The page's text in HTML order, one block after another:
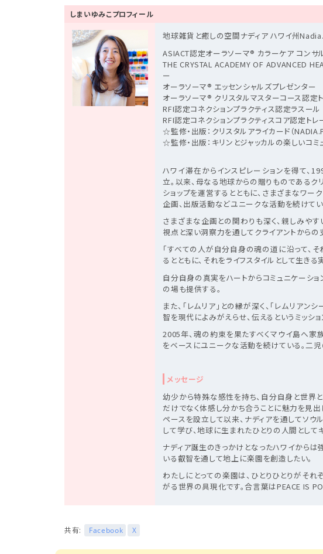
しまいゆみこプロフィール
地球雑貨と癒しの空間ナディア ハワイ州
ASIACT認定オーラソーマ® カラーケア コンサ
THE CRYSTAL ACADEMY OF ADVANCED
ー
オーラソーマ® エッセンシャルズプレゼンター
オーラソーマ® クリスタルマスターコース認定
RFI認定コネクションプラクティス認定ラスール
RFI認定コネクションプラクティスコア認定トレ
☆監修・出版：クリスタルアライカード（
☆監修・出版：キリンとジャッカルの楽しいコミ
ハワイ滞在からインスピレーションを得て、
立。以来、母なる地球からの贈りものである
ショップを運営するとともに、さまざまなワー
企画、出版活動などユニークな活動を続けてい
さまざまな企画との関わりも深く、親しみや
視点と深い洞察力を通してクライアントからの
「すべての人が自分自身の魂の道に沿って、
るとともに、それをライフスタイルとして生きる
自分自身の真実をハートからコミュニケーショ
の場も提供する。
また、「レムリア」との縁が深く、「レムリア
智を現代によみがえらせ、伝えるというミッシ
2005年、魂の約束を果たすべくマウイ島へ家
をベースにユニークな活動を続けている。二児
メッセージ
幼少から特殊な感性を持ち、自分自身と世界と
だけでなく体感し分かち合うことに魅力を見出
ペースを設立して以来、ナディアを通してソ
して学び、地球に生まれたひとりの人間として
ナディア誕生のきっかけとなったハワイから
いる叡智を通して地上に楽園を創造したい。
わたしにとっての楽園は、ひとりひとりがそ
がる世界の具現化です。合言葉はPEACE IS
共有: Facebook X